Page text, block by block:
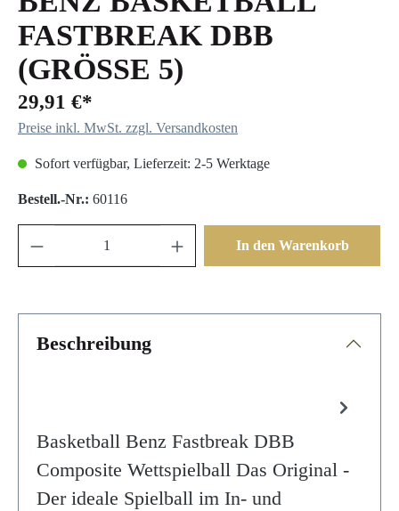
FASTBREAK DBB
(GRÖSSE 5)
29,91 €*
Preise inkl. MwSt. zzgl. Versandkosten
Sofort verfügbar, Lieferzeit: 2-5 Werktage
Bestell.-Nr.: 60116
In den Warenkorb
Beschreibung
Basketball Benz Fastbreak DBB
Composite Wettspielball Das Original -
Der ideale Spielball im In- und